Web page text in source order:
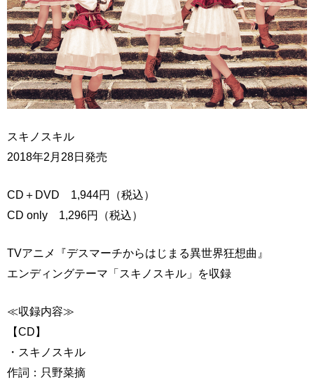
スキノスキル
2018年2月28日発売
CD＋DVD 1,944円（税込）
CD only 1,296円（税込）
TVアニメ『デスマーチからはじまる異世界狂想曲』
エンディングテーマ「スキノスキル」を収録
≪収録内容≫
【CD】
・スキノスキル
作詞：只野菜摘